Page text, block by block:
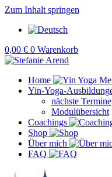
Zum Inhalt springen
0,00 € 0 Warenkorb
Home
Yin-Yoga-
nächste Termine
Modulübersicht
Coachings
Shop
Über mich
FAQ